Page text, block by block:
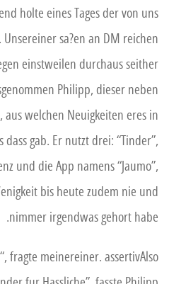
holte eines Tages der von uns
sa?en an DM reichen
einstweilen durchaus seither
Philipp, dieser neben
welchen Neuigkeiten eres in
dass gab. Er nutzt drei: “Tinder”,
und die App namens “Jaumo”,
bis heute zudem nie und
nimmer irgendwas gehort habe.
fragte meinereiner. assertivAlso